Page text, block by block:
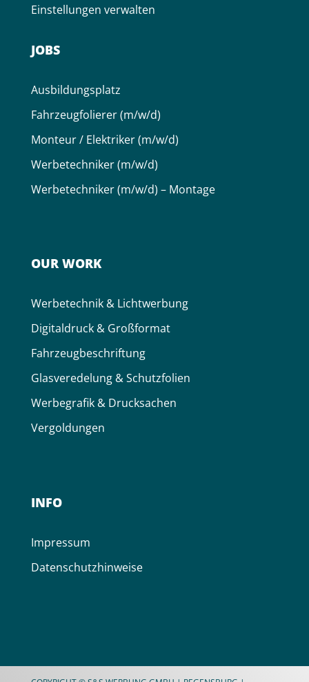
Einstellungen verwalten
JOBS
Aus­bildungs­platz
Fahr­zeug­folierer (m/w/d)
Monteur / Elektriker (m/w/d)
Werbe­techniker (m/w/d)
Werbe­techniker (m/w/d) – Montage
OUR WORK
Werbe­technik & Licht­werbung
Digital­druck & Groß­format
Fahr­zeug­be­schriftung
Glas­ver­edelung & Schutz­folien
Werbe­grafik & Druck­sachen
Ver­goldung­en
INFO
Impressum
Datenschutzhinweise